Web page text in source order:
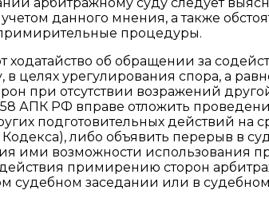
данного мнения, а также
процедуры.
ходатайство об обращении за
целях урегулирования спора, а
при отсутствии возражений
АПК РФ вправе отложить
подготовительных действий
Кодекса), либо объявить перерыв в
ими возможности использования
примирению сторон
судебном заседании или в